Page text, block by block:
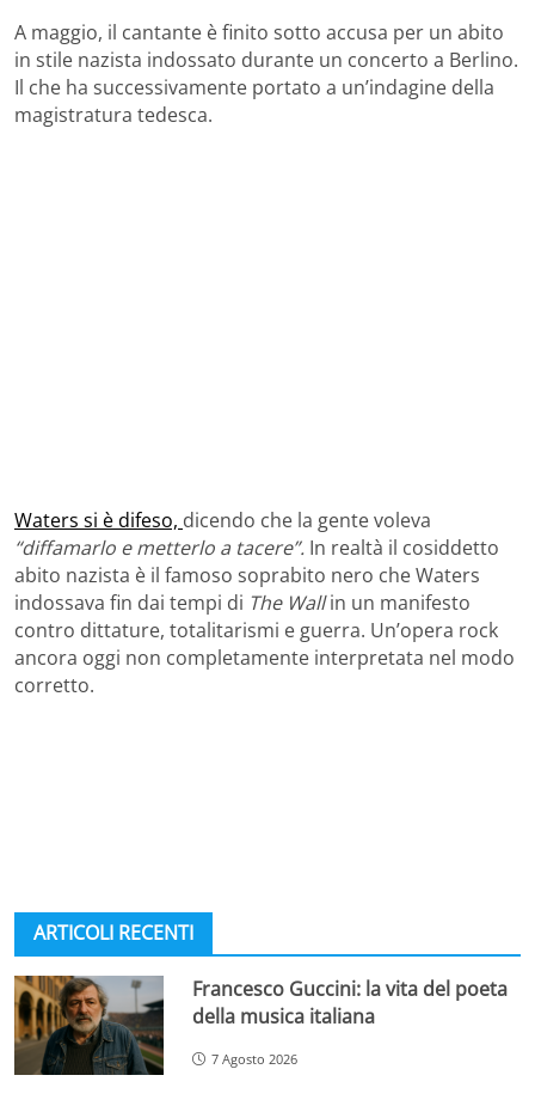
A maggio, il cantante è finito sotto accusa per un abito
in stile nazista indossato durante un concerto a Berlino.
Il che ha successivamente portato a un’indagine della
magistratura tedesca.
Waters si è difeso, dicendo che la gente voleva
“diffamarlo e metterlo a tacere”. In realtà il cosiddetto
abito nazista è il famoso soprabito nero che Waters
indossava fin dai tempi di The Wallin un manifesto
contro dittature, totalitarismi e guerra. Un’opera rock
ancora oggi non completamente interpretata nel modo
corretto.
ARTICOLI RECENTI
Francesco Guccini: la vita del poeta
della musica italiana
7 Agosto 2026